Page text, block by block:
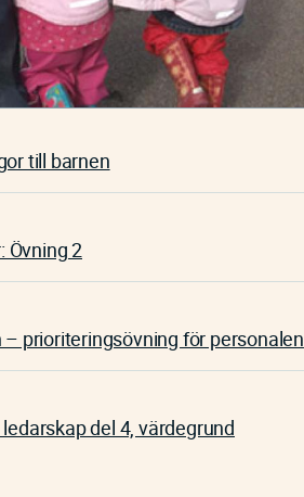
till barnen
Övning 2
prioriteringsövning för personalen
del 4, värdegrund